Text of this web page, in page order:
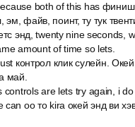
both of this has финиш
файв, поинт, ту тук
энд, twenty nine
amount of time so lets.
контрол клик сулейн.
май.
are lets try again, i
оо то kira окей энд ви